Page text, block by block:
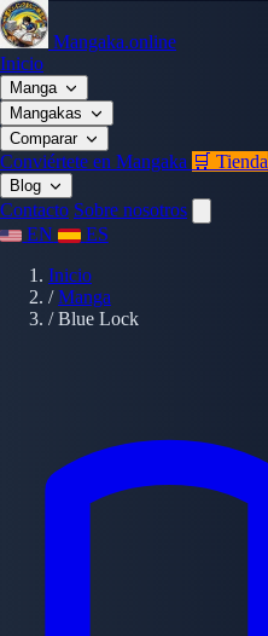
Mangaka.online
Inicio
Manga
Mangakas
Comparar
Conviértete en Mangaka 🛒 Tienda
Blog
Contacto Sobre nosotros
EN
ES
Inicio
/ Manga
/ Blue Lock